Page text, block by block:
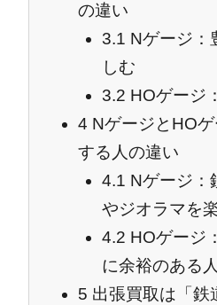
の違い
3.1 Nゲージ：
しむ
3.2 HOゲージ
4 NゲージとHO
する人の違い
4.1 Nゲージ：
やジオラマを
4.2 HOゲージ
に余裕のある人
5 出張買取は「鉄